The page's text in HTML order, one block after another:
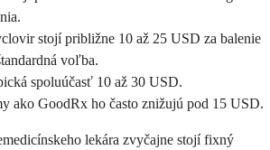
stojí približne 10 až 25 USD za balenie
voľba.
spoluúčasť 10 až 30 USD.
ako GoodRx ho často znižujú pod 15 USD.
lekára zvyčajne stojí fixný